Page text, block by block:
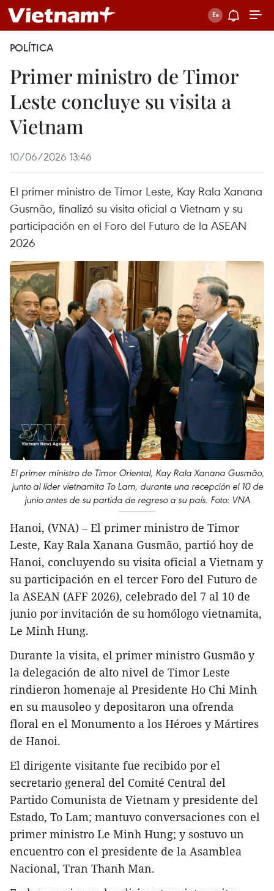
POLÍTICA
Primer ministro de Timor
Leste concluye su visita a
Vietnam
10/06/2026 13:46
El primer ministro de Timor Leste, Kay Rala Xanana
Gusmão, finalizó su visita oficial a Vietnam y su
participación en el Foro del Futuro de la ASEAN
2026
El primer ministro de Timor Oriental, Kay Rala Xanana Gusmão,
junto al líder vietnamita To Lam, durante una recepción el 10 de
junio antes de su partida de regreso a su país. Foto: VNA
Hanoi, (VNA) – El primer ministro de Timor
Leste, Kay Rala Xanana Gusmão, partió hoy de
Hanoi, concluyendo su visita oficial a Vietnam y
su participación en el tercer Foro del Futuro de
la ASEAN (AFF 2026), celebrado del 7 al 10 de
junio por invitación de su homólogo vietnamita,
Le Minh Hung.
Durante la visita, el primer ministro Gusmão y
la delegación de alto nivel de Timor Leste
rindieron homenaje al Presidente Ho Chi Minh
en su mausoleo y depositaron una ofrenda
floral en el Monumento a los Héroes y Mártires
de Hanoi.
El dirigente visitante fue recibido por el
secretario general del Comité Central del
Partido Comunista de Vietnam y presidente del
Estado, To Lam; mantuvo conversaciones con el
primer ministro Le Minh Hung; y sostuvo un
encuentro con el presidente de la Asamblea
Nacional, Tran Thanh Man.